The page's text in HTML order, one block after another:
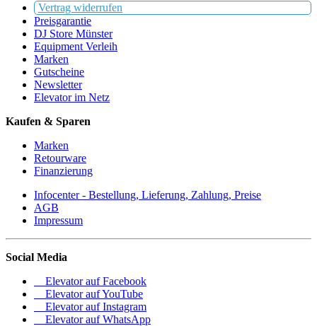
Vertrag widerrufen
Preisgarantie
DJ Store Münster
Equipment Verleih
Marken
Gutscheine
Newsletter
Elevator im Netz
Kaufen & Sparen
Marken
Retourware
Finanzierung
Infocenter - Bestellung, Lieferung, Zahlung, Preise
AGB
Impressum
Social Media
Elevator auf Facebook
Elevator auf YouTube
Elevator auf Instagram
Elevator auf WhatsApp